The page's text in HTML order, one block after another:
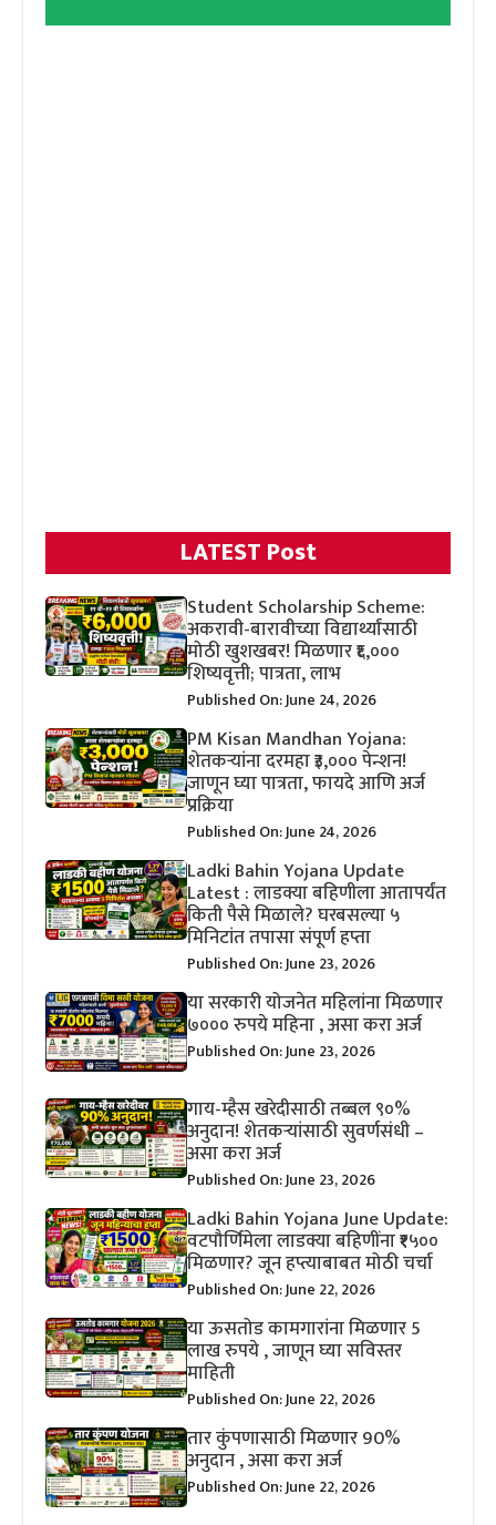
LATEST Post
Student Scholarship Scheme:
अकरावी-बारावीच्या विद्यार्थ्यांसाठी
मोठी खुशखबर! मिळणार ₹६,०००
शिष्यवृत्ती; पात्रता, लाभ
Published On: June 24, 2026
PM Kisan Mandhan Yojana:
शेतकऱ्यांना दरमहा ₹३,००० पेन्शन!
जाणून घ्या पात्रता, फायदे आणि अर्ज
प्रक्रिया
Published On: June 24, 2026
Ladki Bahin Yojana Update
Latest : लाडक्या बहिणीला आतापर्यंत
किती पैसे मिळाले? घरबसल्या ५
मिनिटांत तपासा संपूर्ण हप्ता
Published On: June 23, 2026
या सरकारी योजनेत महिलांना मिळणार
७००० रुपये महिना , असा करा अर्ज
Published On: June 23, 2026
गाय-म्हैस खरेदीसाठी तब्बल ९०%
अनुदान! शेतकऱ्यांसाठी सुवर्णसंधी –
असा करा अर्ज
Published On: June 23, 2026
Ladki Bahin Yojana June Update:
वटपौर्णिमेला लाडक्या बहिणींना ₹१५००
मिळणार? जून हप्त्याबाबत मोठी चर्चा
Published On: June 22, 2026
या ऊसतोड कामगारांना मिळणार 5
लाख रुपये , जाणून घ्या सविस्तर
माहिती
Published On: June 22, 2026
तार कुंपणासाठी मिळणार 90%
अनुदान , असा करा अर्ज
Published On: June 22, 2026